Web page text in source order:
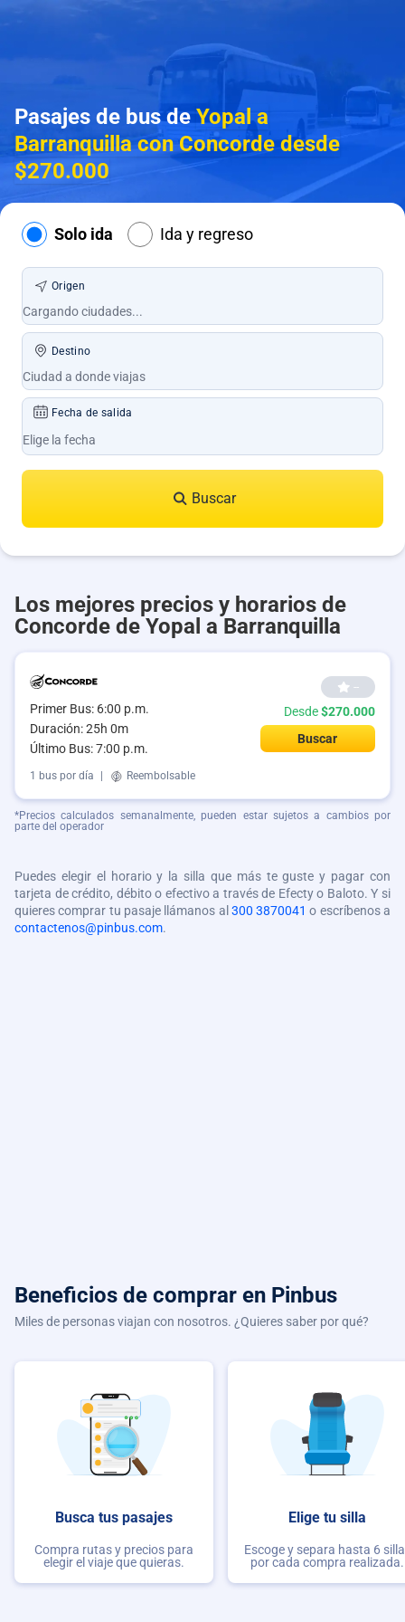
Pasajes de bus deYopal a
Barranquilla con Concorde desde
$270.000
Solo ida Ida y regreso
Origen
Destino
Fecha de salida
Buscar
Los mejores precios y horarios de
Concorde de Yopal a Barranquilla
Primer Bus: 6:00 p.m.
Duración: 25h 0m
Último Bus: 7:00 p.m.
--
Desde$270.000
Buscar
1 bus por día Reembolsable
*Precios calculados semanalmente, pueden estar sujetos a cambios por
parte del operador
Puedes elegir el horario y la silla que más te guste y pagar con
tarjeta de crédito, débito o efectivo a través de Efecty o Baloto. Y si
quieres comprar tu pasaje llámanos al 300 3870041 o escríbenos a
contactenos@pinbus.com.
Beneficios de comprar en Pinbus
Miles de personas viajan con nosotros. ¿Quieres saber por qué?
Busca tus pasajes
Compra rutas y precios para
elegir el viaje que quieras.
Elige tu silla
Escoge y separa hasta 6
por cada compra realizada.